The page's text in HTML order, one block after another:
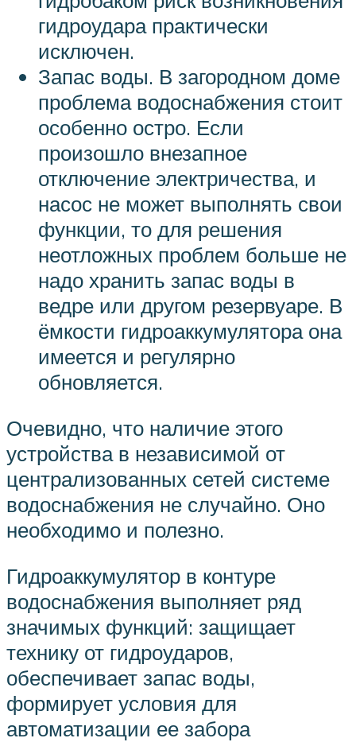
гидроудара практически
исключен.
Запас воды. В загородном доме
проблема водоснабжения стоит
особенно остро. Если
произошло внезапное
отключение электричества, и
насос не может выполнять свои
функции, то для решения
неотложных проблем больше не
надо хранить запас воды в
ведре или другом резервуаре. В
ёмкости гидроаккумулятора она
имеется и регулярно
обновляется.
Очевидно, что наличие этого
устройства в независимой от
централизованных сетей системе
водоснабжения не случайно. Оно
необходимо и полезно.
Гидроаккумулятор в контуре
водоснабжения выполняет ряд
значимых функций: защищает
технику от гидроударов,
обеспечивает запас воды,
формирует условия для
автоматизации ее забора